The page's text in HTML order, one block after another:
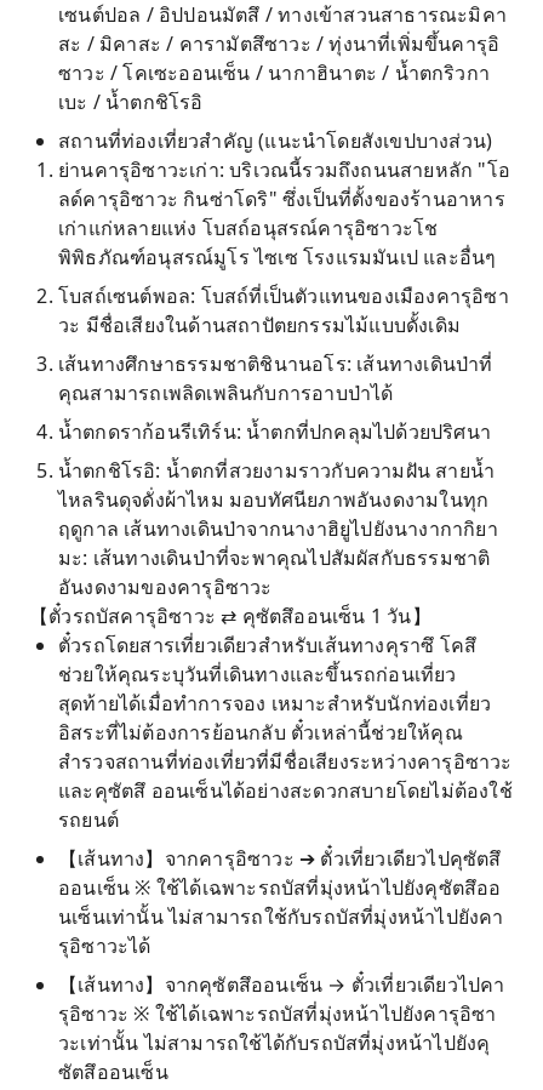
เซนต์ปอล / อิปปอนมัตสึ / ทางเข้าสวนสาธารณะมิคา
สะ / มิคาสะ / คารามัตสึซาวะ / ทุ่งนาที่เพิ่มขึ้นคารุอิ
ซาวะ / โคเซะออนเซ็น / นากาฮินาตะ / น้ำตกริวกา
เบะ / น้ำตกชิโรอิ
สถานที่ท่องเที่ยวสำคัญ (แนะนำโดยสังเขปบางส่วน)
ย่านคารุอิซาวะเก่า: บริเวณนี้รวมถึงถนนสายหลัก "โอ
ลด์คารุอิซาวะ กินซ่าโดริ" ซึ่งเป็นที่ตั้งของร้านอาหาร
เก่าแก่หลายแห่ง โบสถ์อนุสรณ์คารุอิซาวะโช
พิพิธภัณฑ์อนุสรณ์มูโร ไซเซ โรงแรมมันเป และอื่นๆ
โบสถ์เซนต์พอล: โบสถ์ที่เป็นตัวแทนของเมืองคารุอิซา
วะ มีชื่อเสียงในด้านสถาปัตยกรรมไม้แบบดั้งเดิม
เส้นทางศึกษาธรรมชาติชินานอโร: เส้นทางเดินป่าที่
คุณสามารถเพลิดเพลินกับการอาบป่าได้
น้ำตกดราก้อนรีเทิร์น: น้ำตกที่ปกคลุมไปด้วยปริศนา
น้ำตกชิโรอิ: น้ำตกที่สวยงามราวกับความฝัน สายน้ำ
ไหลรินดุจดั่งผ้าไหม มอบทัศนียภาพอันงดงามในทุก
ฤดูกาล เส้นทางเดินป่าจากนางาฮิยูไปยังนางากากิยา
มะ: เส้นทางเดินป่าที่จะพาคุณไปสัมผัสกับธรรมชาติ
อันงดงามของคารุอิซาวะ
【ตั๋วรถบัสคารุอิซาวะ ⇄ คุซัตสึออนเซ็น 1 วัน】
ตั๋วรถโดยสารเที่ยวเดียวสำหรับเส้นทางคุราซึ โคสึ
ช่วยให้คุณระบุวันที่เดินทางและขึ้นรถก่อนเที่ยว
สุดท้ายได้เมื่อทำการจอง เหมาะสำหรับนักท่องเที่ยว
อิสระที่ไม่ต้องการย้อนกลับ ตั๋วเหล่านี้ช่วยให้คุณ
สำรวจสถานที่ท่องเที่ยวที่มีชื่อเสียงระหว่างคารุอิซาวะ
และคุซัตสึ ออนเซ็นได้อย่างสะดวกสบายโดยไม่ต้องใช้
รถยนต์
【เส้นทาง】จากคารุอิซาวะ ➔ ตั๋วเที่ยวเดียวไปคุซัตสึ
ออนเซ็น ※ ใช้ได้เฉพาะรถบัสที่มุ่งหน้าไปยังคุซัตสึออ
นเซ็นเท่านั้น ไม่สามารถใช้กับรถบัสที่มุ่งหน้าไปยังคา
รุอิซาวะได้
【เส้นทาง】จากคุซัตสึออนเซ็น → ตั๋วเที่ยวเดียวไปคา
รุอิซาวะ ※ ใช้ได้เฉพาะรถบัสที่มุ่งหน้าไปยังคารุอิซา
วะเท่านั้น ไม่สามารถใช้ได้กับรถบัสที่มุ่งหน้าไปยังคุ
ซัตสึออนเซ็น